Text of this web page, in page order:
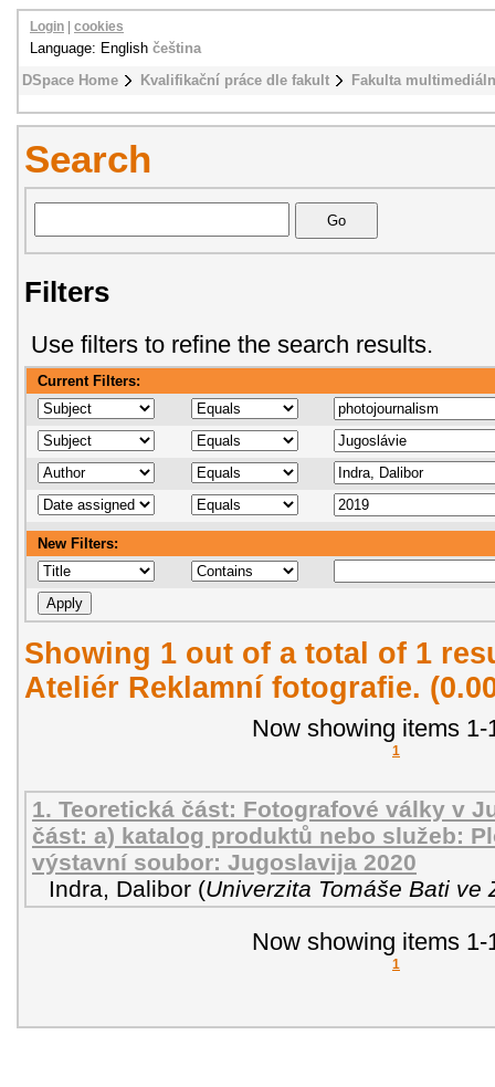
DSpace Home Kvalifikační práce dle fakult Fakulta
Login cookies
Language: English čeština
Search
Filters
Use filters to refine the search results.
Current Filters:
New Filters:
Showing 1 out of a total of 1
Ateliér Reklamní fotografie.
Now showing items 1-
1
1. Teoretická část: Fotografové války v
část: a) katalog produktů nebo služeb:
výstavní soubor: Jugoslavija 2020
Indra, Dalibor (Univerzita Tomáše Bati ve
Now showing items 1-
1